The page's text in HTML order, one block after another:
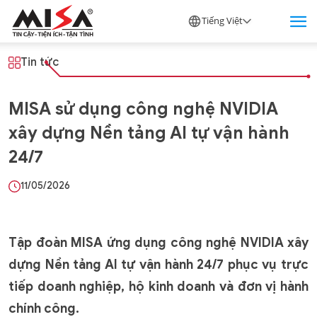
Tiếng Việt
Tin tức
MISA sử dụng công nghệ NVIDIA
xây dựng Nền tảng AI tự vận hành
24/7
11/05/2026
Tập đoàn MISA ứng dụng công nghệ NVIDIA xây
dựng Nền tảng AI tự vận hành 24/7 phục vụ trực
tiếp doanh nghiệp, hộ kinh doanh và đơn vị hành
chính công.